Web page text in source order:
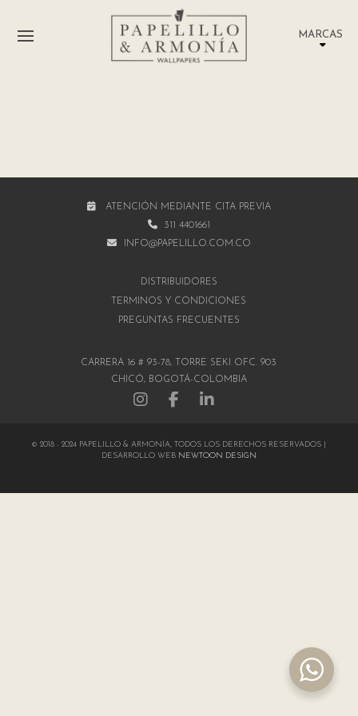
MARCAS
ATENCIÓN MEDIANTE CITA PREVIA
311 4401661
INFO@PAPELILLO.COM.CO
DISTRIBUIDORES
TÉRMINOS Y CONDICIONES
PREGUNTAS FRECUENTES
CARRERA 16 # 93-78, TORRE SEKI OFC. 903
CHICÓ, BOGOTÁ-COLOMBIA
© 2018 - 2024 PAPELILLO & ARMONÍA, TODOS LOS DERECHOS RESERVADOS |
DESARROLLO WEB NEWTOON DESIGN